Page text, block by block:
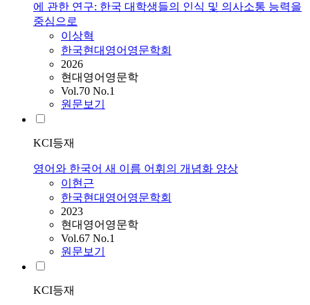
에 관한 연구: 한국 대학생들의 인식 및 의사소통 능력을
중심으로
이상혁
한국현대영어영문학회
2026
현대영어영문학
Vol.70 No.1
원문보기
KCI등재
영어와 한국어 새 이름 어휘의 개념화 양상
이현근
한국현대영어영문학회
2023
현대영어영문학
Vol.67 No.1
원문보기
KCI등재